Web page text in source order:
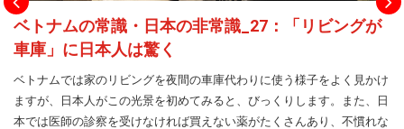
ベトナムの常識・日本の非常識_27：「リビングが
車庫」に日本人は驚く
ベトナムでは家のリビングを夜間の車庫代わりに使う様子をよく見かけ
ますが、日本人がこの光景を初めてみると、びっくりします。また、日
本では医師の診察を受けなければ買えない薬がたくさんあり、不慣れな